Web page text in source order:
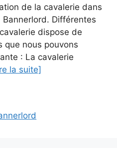
de la cavalerie dans
Bannerlord. Différentes
dispose de
que nous pouvons
: La cavalerie
la suite]